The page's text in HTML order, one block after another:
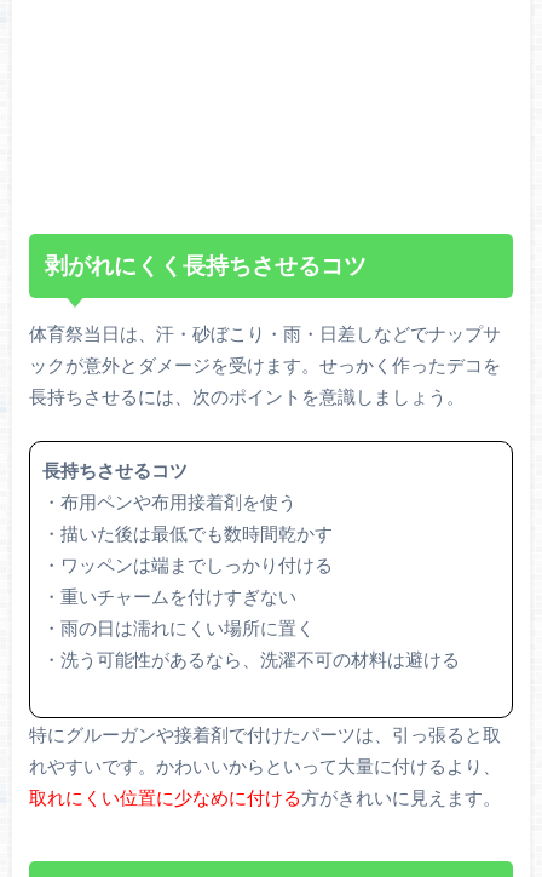
剥がれにくく長持ちさせるコツ
体育祭当日は、汗・砂ぼこり・雨・日差しなどでナップサ
ックが意外とダメージを受けます。せっかく作ったデコを
長持ちさせるには、次のポイントを意識しましょう。
長持ちさせるコツ
・布用ペンや布用接着剤を使う
・描いた後は最低でも数時間乾かす
・ワッペンは端までしっかり付ける
・重いチャームを付けすぎない
・雨の日は濡れにくい場所に置く
・洗う可能性があるなら、洗濯不可の材料は避ける
特にグルーガンや接着剤で付けたパーツは、引っ張ると取
れやすいです。かわいいからといって大量に付けるより、
取れにくい位置に少なめに付ける方がきれいに見えます。